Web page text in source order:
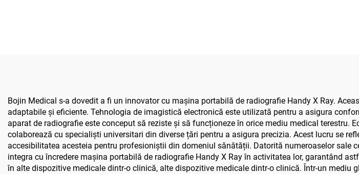
Bojin Medical s-a dovedit a fi un innovator cu mașina portabilă de radiografie Handy X Ray.
adaptabile și eficiente. Tehnologia de imagistică electronică este utilizată pentru a asigura
aparat de radiografie este conceput să reziste și să funcționeze în orice mediu medical terestru.
colaborează cu specialiști universitari din diverse țări pentru a asigura precizia. Acest lucru se
accesibilitatea acesteia pentru profesioniștii din domeniul sănătății. Datorită numeroaselor
integra cu încredere mașina portabilă de radiografie Handy X Ray în activitatea lor, garantând
în alte dispozitive medicale dintr-o clinică, alte dispozitive medicale dintr-o clinică. Într-un